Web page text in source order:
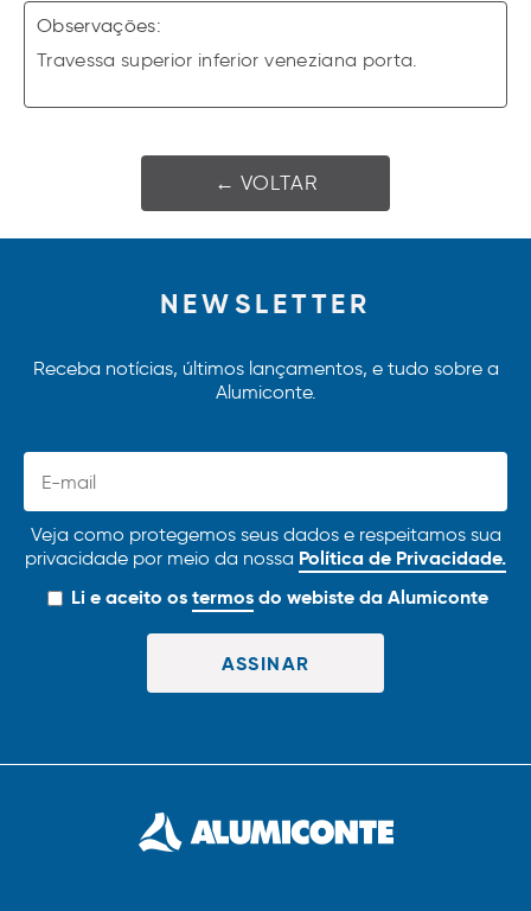
Observações:
Travessa superior inferior veneziana porta.
← VOLTAR
NEWSLETTER
Receba notícias, últimos lançamentos, e tudo sobre a
Alumiconte.
Veja como protegemos seus dados e respeitamos sua
privacidade por meio da nossa Política de Privacidade.
Li e aceito ostermosdo webiste da Alumiconte